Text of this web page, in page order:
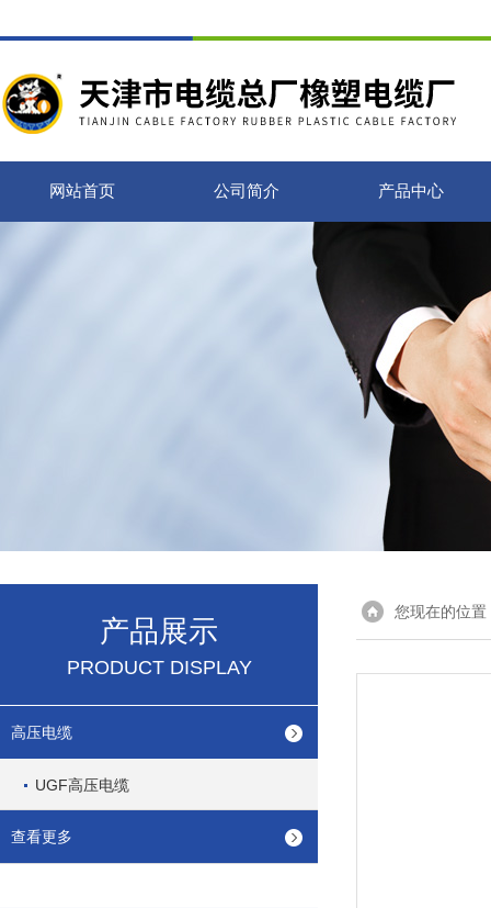
网站首页 公司简介 产品中心
产品展示
PRODUCT DISPLAY
高压电缆
UGF高压电缆
查看更多
您现在的位置